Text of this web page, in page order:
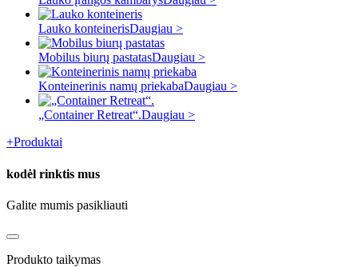
Lauko konteinerisDaugiau >
Mobilus biurų pastatasDaugiau >
Konteinerinis namų priekabaDaugiau >
„Container Retreat“.Daugiau >
+Produktai
kodėl rinktis mus
Galite mumis pasikliauti
Produkto taikymas